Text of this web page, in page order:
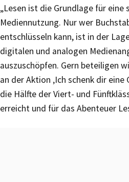
„Lesen ist die Grundlage für
Mediennutzung. Nur wer
entschlüsseln kann, ist in der
digitalen und analogen
auszuschöpfen. Gern beteiligen
an der Aktion ‚Ich schenk dir eine
die Hälfte der Viert- und
erreicht und für das Abenteuer